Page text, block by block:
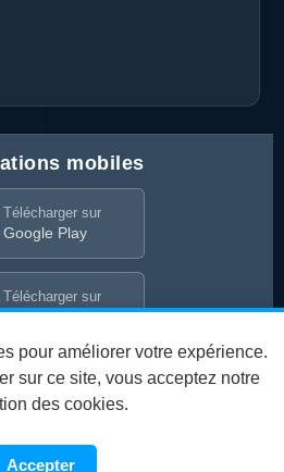
pour améliorer votre expérience.
sur ce site, vous acceptez notre
des cookies.
Accepter
mobiles
Télécharger sur
Google Play
Télécharger sur
App Store
Politique de confidentialité